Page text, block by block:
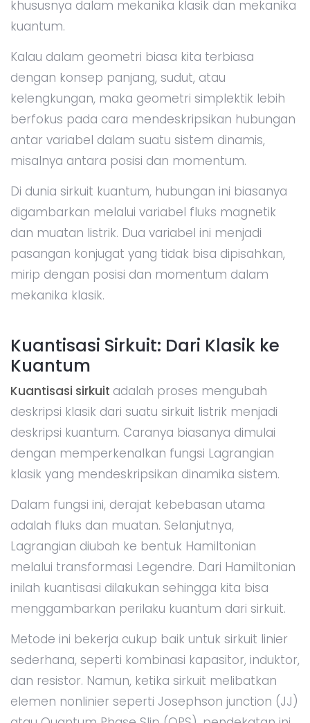
khususnya dalam mekanika klasik dan mekanika
kuantum.
Kalau dalam geometri biasa kita terbiasa
dengan konsep panjang, sudut, atau
kelengkungan, maka geometri simplektik lebih
berfokus pada cara mendeskripsikan hubungan
antar variabel dalam suatu sistem dinamis,
misalnya antara posisi dan momentum.
Di dunia sirkuit kuantum, hubungan ini biasanya
digambarkan melalui variabel fluks magnetik
dan muatan listrik. Dua variabel ini menjadi
pasangan konjugat yang tidak bisa dipisahkan,
mirip dengan posisi dan momentum dalam
mekanika klasik.
Kuantisasi Sirkuit: Dari Klasik ke
Kuantum
Kuantisasi sirkuit adalah proses mengubah
deskripsi klasik dari suatu sirkuit listrik menjadi
deskripsi kuantum. Caranya biasanya dimulai
dengan memperkenalkan fungsi Lagrangian
klasik yang mendeskripsikan dinamika sistem.
Dalam fungsi ini, derajat kebebasan utama
adalah fluks dan muatan. Selanjutnya,
Lagrangian diubah ke bentuk Hamiltonian
melalui transformasi Legendre. Dari Hamiltonian
inilah kuantisasi dilakukan sehingga kita bisa
menggambarkan perilaku kuantum dari sirkuit.
Metode ini bekerja cukup baik untuk sirkuit linier
sederhana, seperti kombinasi kapasitor, induktor,
dan resistor. Namun, ketika sirkuit melibatkan
elemen nonlinier seperti Josephson junction (JJ)